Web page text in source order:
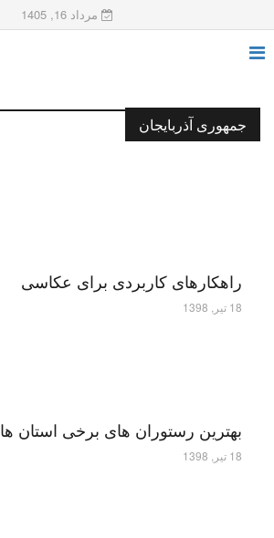
مرداد 16, 1405
جمهوری آذربایجان
راهکارهای کاربردی برای عکاسی
18 تیر, 1398
بهترین رستوران های برخی استان ها
18 تیر, 1398